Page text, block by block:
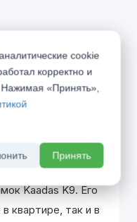
в развитии
технологии в
Kaadas K9. Его
квартире, так и в
cookie
корректно и
Нажимая «Принять»,
Принять